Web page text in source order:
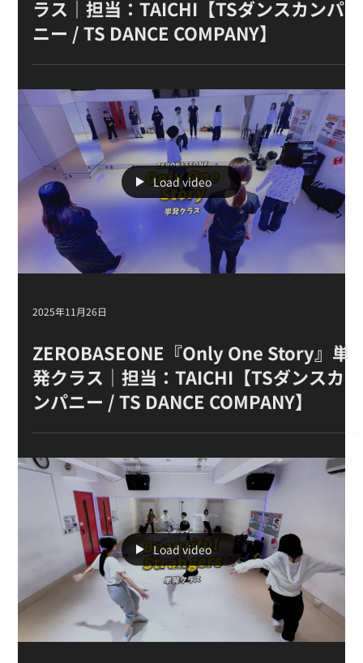
2025年12月4日
Jung Kook（BTS） 『Seven』単発ク
ラス｜担当：TAICHI【TSダンスカンパ
ニー / TS DANCE COMPANY】
2025年11月30日
Stray Kids『Walkin On Water』単発ク
ラス｜担当：TAICHI【TSダンスカンパ
ニー / TS DANCE COMPANY】